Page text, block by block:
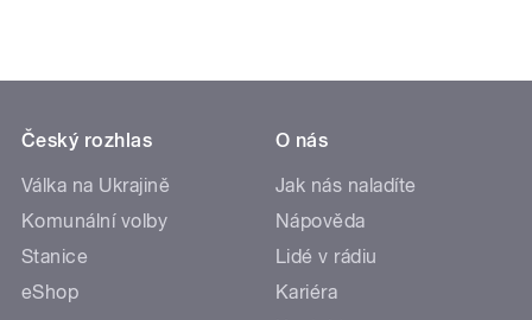
Český rozhlas
Válka na Ukrajině
Komunální volby
Stanice
eShop
O nás
Jak nás naladíte
Nápověda
Lidé v rádiu
Kariéra